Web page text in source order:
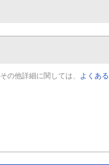
その他詳細に関しては、 よくあ